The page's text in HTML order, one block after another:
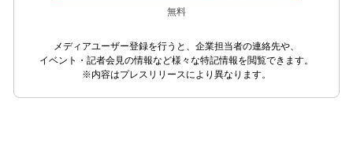
無料
メディアユーザー登録を行うと、企業担当者の連絡先や、
イベント・記者会見の情報など様々な特記情報を閲覧できます。
※内容はプレスリリースにより異なります。